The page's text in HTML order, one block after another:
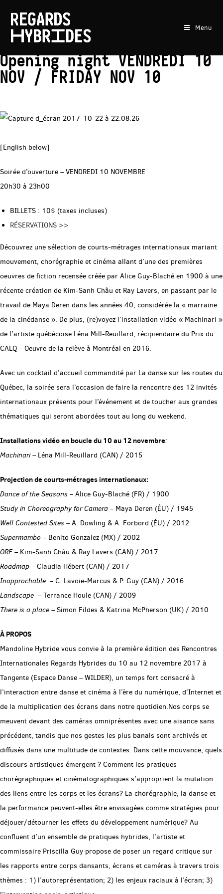
Menu
Soirée d’ouverture –
Opening night VENDREDI 10
NOV / FRIDAY NOV 10
[English below]
Soirée d’ouverture – VENDREDI 10 NOVEMBRE
20h30 à 23h00
BILLETS : 10$ (taxes incluses)
RÉSERVATIONS >>
Découvrez une sélection de courts-métrages internationaux mariant
mouvement, chorégraphie et cinéma allant d’une des premières
oeuvres de fiction recensée créée par Alice Guy-Blaché en 1900 à une
récente création de Kim-Sanh Châu et Ray Lavers, en passant par le
travail de Maya Deren dans les années 40, considérée la « marraine
de la cinédanse ». De plus, (re)voyez l’installation vidéo « Machinari »
de l’artiste québécoise Léna Mill-Reuillard, récipiendaire du Prix du
CALQ – Oeuvre de la relève à Montréal en 2016.
Avec un cocktail d’accueil commandité par La danse sur les routes du
Québec, la soirée sera l’occasion de faire la rencontre des 12 invités
internationaux présents pour l’événement et de toucher aux grandes
thématiques qui seront abordées tout au long du weekend.
Installations vidéo en boucle du 10 au 12 novembre:
Machinari– Léna Mill-Reuillard (CAN) / 2015
Projection de courts-métrages internationaux:
Dance of the Seasons – Alice Guy-Blaché (FR) / 1900
Study in Choreography for Camera – Maya Deren (ÉU) / 1945
Well Contested Sites – A. Dowling & A. Forbord (ÉU) / 2012
Supermambo – Benito Gonzalez (MX) / 2002
ORE – Kim-Sanh Châu & Ray Lavers (CAN) / 2017
Roadmap – Claudia Hébert (CAN) / 2017
Inapprochable – C. Lavoie-Marcus & P. Guy (CAN) / 2016
Landscape – Terrance Houle (CAN) / 2009
There is a place – Simon Fildes & Katrina McPherson (UK) / 2010
À PROPOS
Mandoline Hybride vous convie à la première édition des Rencontres
Internationales Regards Hybrides du 10 au 12 novembre 2017 à
Tangente (Espace Danse – WILDER), un temps fort consacré à
l’interaction entre danse et cinéma à l’ère du numérique, d’Internet et
de la multiplication des écrans dans notre quotidien.Nos corps se
meuvent devant des caméras omniprésentes avec une aisance sans
précédent, tandis que nos gestes les plus banals sont archivés et
diffusés dans une multitude de contextes. Dans cette mouvance, quels
discours artistiques émergent ? Comment les pratiques
chorégraphiques et cinématographiques s’approprient la mutation
des liens entre les corps et les écrans? La chorégraphie, la danse et
la performance peuvent-elles être envisagées comme stratégies pour
déjouer/détourner les effets du développement numérique? Au
confluent d’un ensemble de pratiques hybrides, l’artiste et
commissaire Priscilla Guy propose de poser un regard critique sur
les rapports entre corps dansants, écrans et caméras à travers trois
thèmes : 1) l’autoreprésentation; 2) les enjeux raciaux à l’écran; 3)